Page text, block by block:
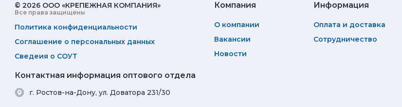
© 2026 ООО «КРЕПЕЖНАЯ КОМПАНИЯ»
Все права защищены
Политика конфиденциальности
Соглашение о персональных данных
Сведеия о СОУТ
Компания
О компании
Вакансии
Новости
Информация
Оплата и доставка
Сотрудничество
Контактная информация оптового отдела
г. Ростов-на-Дону, ул. Доватора 231/30